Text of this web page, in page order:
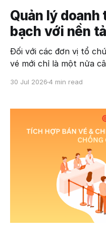
Quản lý doanh
bạch với nền
Đối với các đơn vị tổ
vé mới chỉ là một nửa
30 Jul 2026 4 min read